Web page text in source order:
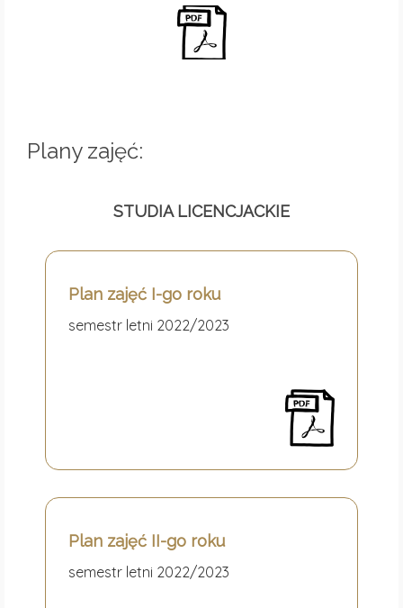
Plany zajęć:
STUDIA LICENCJACKIE
Plan zajęć I-go roku
semestr letni 2022/2023
Plan zajęć II-go roku
semestr letni 2022/2023